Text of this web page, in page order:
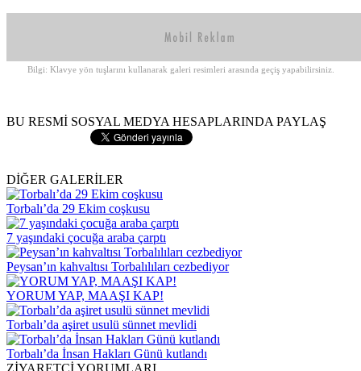
Bilgi: Klavye yön tuşlarını kullanarak galeri resimleri arasında geçiş yapabilirsiniz.
BU RESMİ SOSYAL MEDYA HESAPLARINDA PAYLAŞ
DİĞER GALERİLER
Torbalı’da 29 Ekim coşkusu
7 yaşındaki çocuğa araba çarptı
Peysan’ın kahvaltısı Torbalılıları cezbediyor
YORUM YAP, MAAŞI KAP!
Torbalı’da aşiret usulü sünnet mevlidi
Torbalı’da İnsan Hakları Günü kutlandı
ZİYARETÇİ YORUMLARI